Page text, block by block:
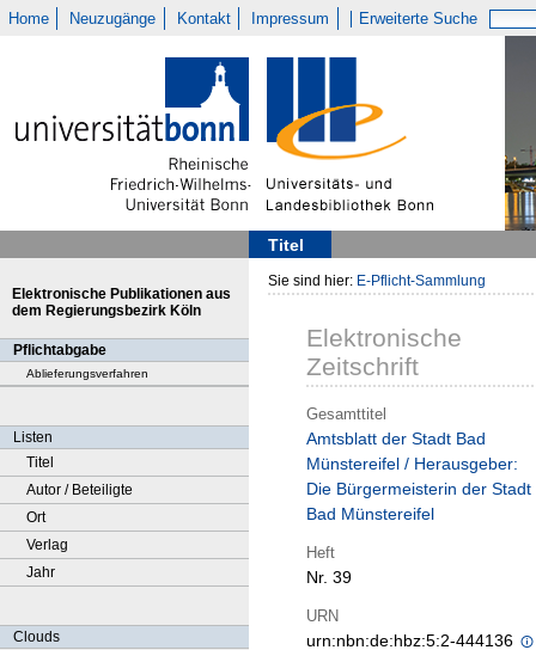
Home Neuzugänge Kontakt Impressum Erweiterte Suche
Titel
Elektronische Publikationen aus
dem Regierungsbezirk Köln
Pflichtabgabe
Ablieferungsverfahren
Listen
Titel
Autor / Beteiligte
Ort
Verlag
Jahr
Clouds
Sie sind hier: E-Pflicht-Sammlung
Elektronische
Zeitschrift
Gesamttitel
Amtsblatt der Stadt Bad
Münstereifel / Herausgeber:
Die Bürgermeisterin der Stadt
Bad Münstereifel
Heft
Nr. 39
URN
urn:nbn:de:hbz:5:2-444136